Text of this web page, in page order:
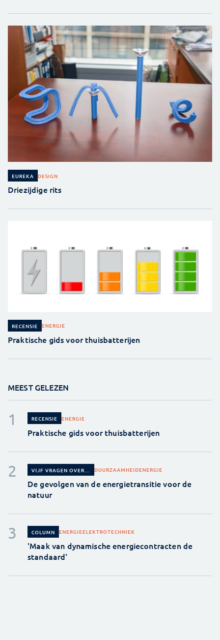
EUREKA DESIGN
Driezijdige rits
RECENSIE ENERGIE
Praktische gids voor thuisbatterijen
MEEST GELEZEN
RECENSIE ENERGIE
Praktische gids voor thuisbatterijen
VIJF VRAGEN OVER... DUURZAAMHEIDENERGIE
De gevolgen van de energietransitie voor de
natuur
COLUMN ENERGIEELEKTROTECHNIEK
'Maak van dynamische energiecontracten de
standaard'